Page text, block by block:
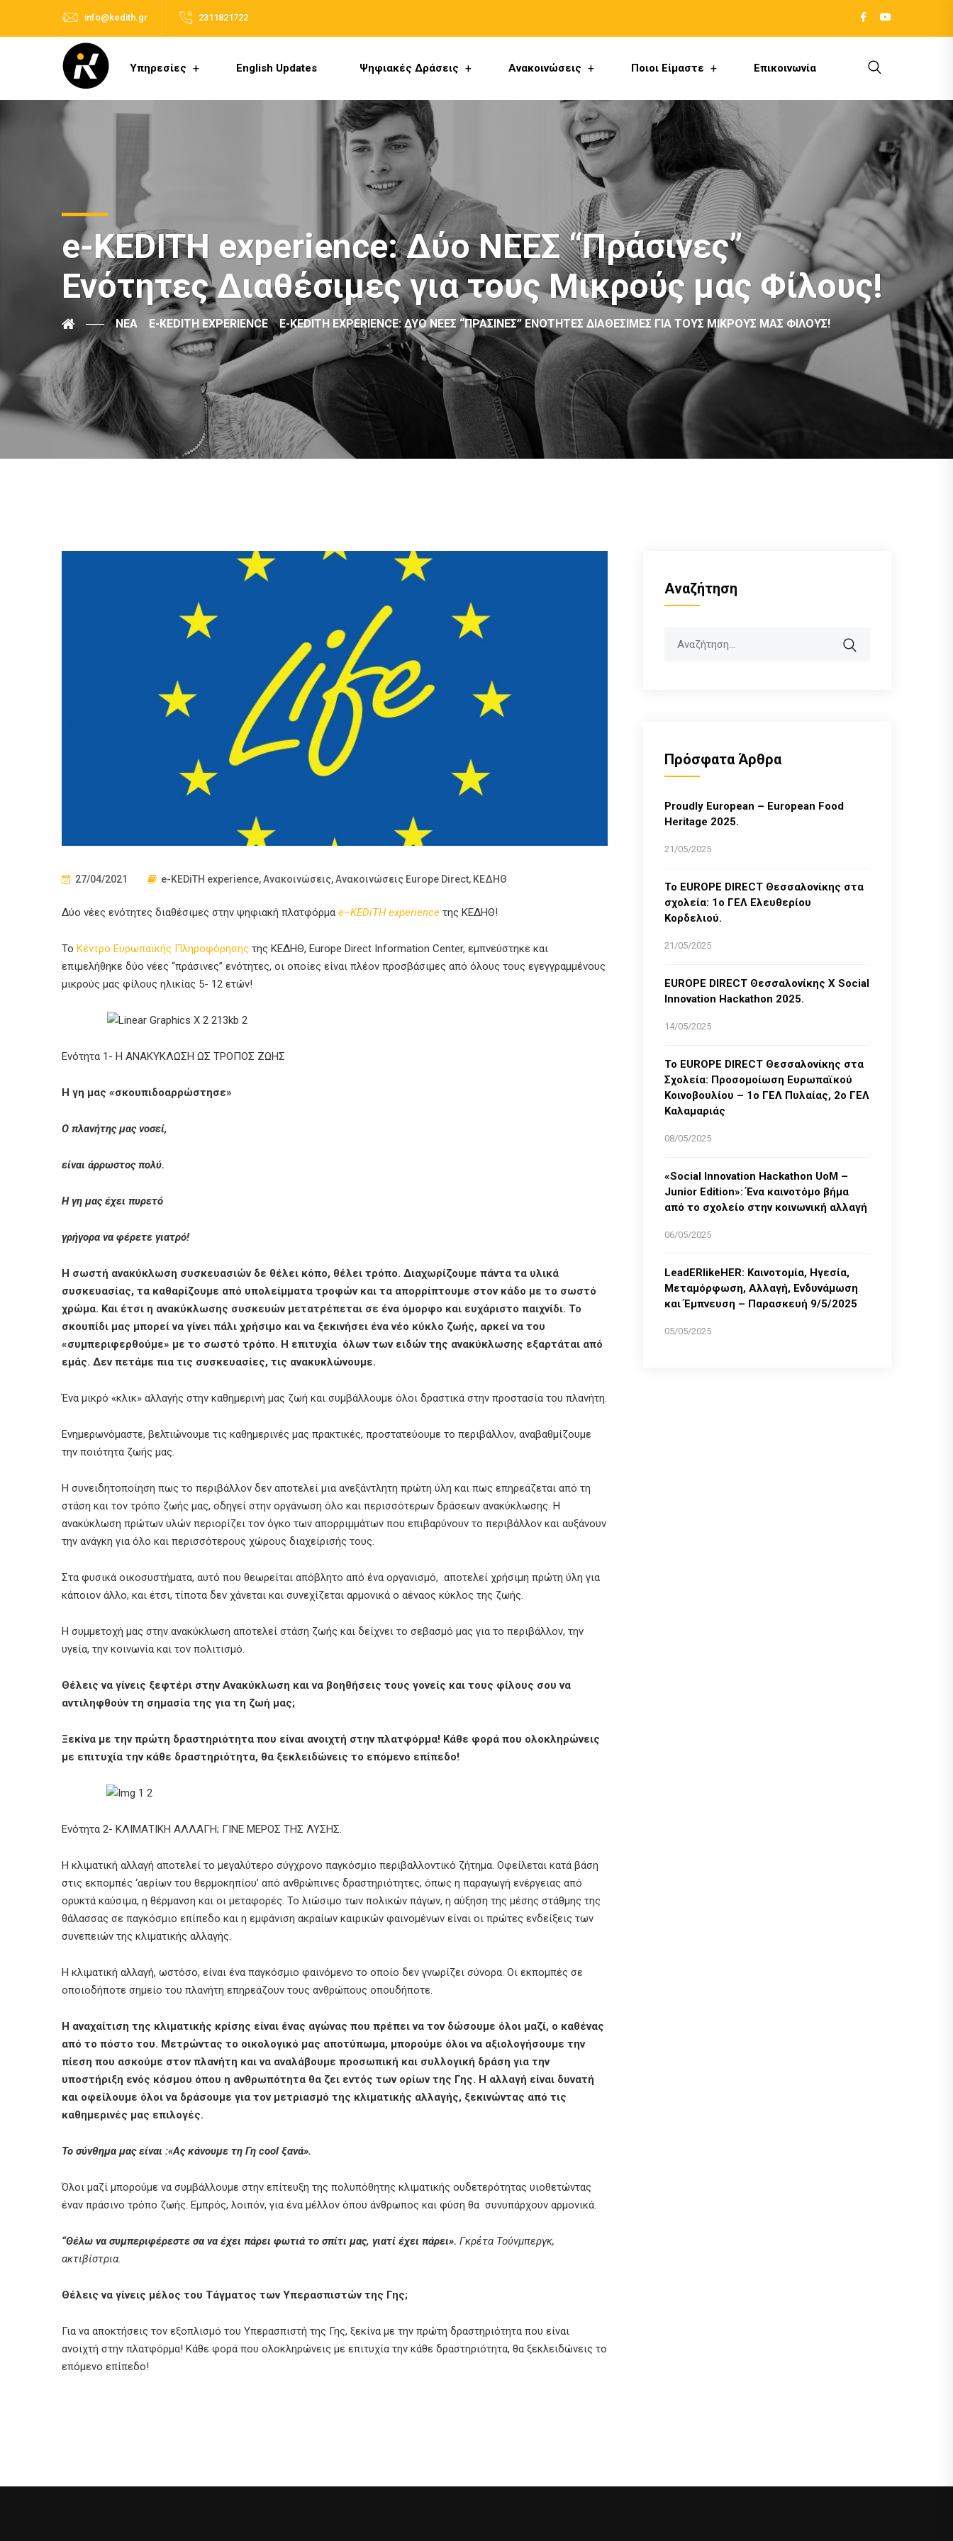
info@kedith.gr 2311821722
Υπηρεσίες English Updates Ψηφιακές Δράσεις Ανακοινώσεις Ποιοι Είμαστε Επικοινωνία
e-KEDITH experience: Δύο ΝΕΕΣ “Πράσινες”
Ενότητες Διαθέσιμες για τους Μικρούς μας Φίλους!
ΝΈΑ E-KEDITH EXPERIENCE E-KEDITH EXPERIENCE: ΔΎΟ ΝΕΕΣ “ΠΡΆΣΙΝΕΣ” ΕΝΌΤΗΤΕΣ ΔΙΑΘΈΣΙΜΕΣ ΓΙΑ ΤΟΥΣ ΜΙΚΡΟΎΣ ΜΑΣ ΦΊΛΟΥΣ!
27/04/2021 e-KEDiTH experience,Ανακοινώσεις,Ανακοινώσεις Europe Direct, ΚΕΔΗΘ
Δύο νέες ενότητες διαθέσιμες στην ψηφιακή πλατφόρμα e–KEDiTH experience της ΚΕΔΗΘ!
Το Κέντρο Ευρωπαϊκής Πληροφόρησης της ΚΕΔΗΘ, Europe Direct Information Center, εμπνεύστηκε και
επιμελήθηκε δύο νέες “πράσινες” ενότητες, οι οποίες είναι πλέον προσβάσιμες από όλους τους εγεγγραμμένους
μικρούς μας φίλους ηλικίας 5- 12 ετών!
Ενότητα 1- Η ΑΝΑΚΥΚΛΩΣΗ ΩΣ ΤΡΟΠΟΣ ΖΩΗΣ
Η γη μας «σκουπιδοαρρώστησε»
Ο πλανήτης μας νοσεί,
είναι άρρωστος πολύ.
Η γη μας έχει πυρετό
γρήγορα να φέρετε γιατρό!
Η σωστή ανακύκλωση συσκευασιών δε θέλει κόπο, θέλει τρόπο. Διαχωρίζουμε πάντα τα υλικά
συσκευασίας, τα καθαρίζουμε από υπολείμματα τροφών και τα απορρίπτουμε στον κάδο με το σωστό
χρώμα. Και έτσι η ανακύκλωσης συσκευών μετατρέπεται σε ένα όμορφο και ευχάριστο παιχνίδι. Το
σκουπίδι μας μπορεί να γίνει πάλι χρήσιμο και να ξεκινήσει ένα νέο κύκλο ζωής, αρκεί να του
«συμπεριφερθούμε» με το σωστό τρόπο. Η επιτυχία όλων των ειδών της ανακύκλωσης εξαρτάται από
εμάς. Δεν πετάμε πια τις συσκευασίες, τις ανακυκλώνουμε.
Ένα μικρό «κλικ» αλλαγής στην καθημερινή μας ζωή και συμβάλλουμε όλοι δραστικά στην προστασία του πλανήτη.
Ενημερωνόμαστε, βελτιώνουμε τις καθημερινές μας πρακτικές, προστατεύουμε το περιβάλλον, αναβαθμίζουμε
την ποιότητα ζωής μας.
Η συνειδητοποίηση πως το περιβάλλον δεν αποτελεί μια ανεξάντλητη πρώτη ύλη και πως επηρεάζεται από τη
στάση και τον τρόπο ζωής μας, οδηγεί στην οργάνωση όλο και περισσότερων δράσεων ανακύκλωσης. Η
ανακύκλωση πρώτων υλών περιορίζει τον όγκο των απορριμμάτων που επιβαρύνουν το περιβάλλον και αυξάνουν
την ανάγκη για όλο και περισσότερους χώρους διαχείρισής τους.
Στα φυσικά οικοσυστήματα, αυτό που θεωρείται απόβλητο από ένα οργανισμό, αποτελεί χρήσιμη πρώτη ύλη για
κάποιον άλλο, και έτσι, τίποτα δεν χάνεται και συνεχίζεται αρμονικά ο αέναος κύκλος της ζωής.
Η συμμετοχή μας στην ανακύκλωση αποτελεί στάση ζωής και δείχνει το σεβασμό μας για το περιβάλλον, την
υγεία, την κοινωνία και τον πολιτισμό.
Θέλεις να γίνεις ξεφτέρι στην Ανακύκλωση και να βοηθήσεις τους γονείς και τους φίλους σου να
αντιληφθούν τη σημασία της για τη ζωή μας;
Ξεκίνα με την πρώτη δραστηριότητα που είναι ανοιχτή στην πλατφόρμα! Κάθε φορά που ολοκληρώνεις
με επιτυχία την κάθε δραστηριότητα, θα ξεκλειδώνεις το επόμενο επίπεδο!
Ενότητα 2- ΚΛΙΜΑΤΙΚΗ ΑΛΛΑΓΗ; ΓΙΝΕ ΜΕΡΟΣ ΤΗΣ ΛΥΣΗΣ.
Η κλιματική αλλαγή αποτελεί το μεγαλύτερο σύγχρονο παγκόσμιο περιβαλλοντικό ζήτημα. Οφείλεται κατά βάση
στις εκπομπές ‘αερίων του θερμοκηπίου’ από ανθρώπινες δραστηριότητες, όπως η παραγωγή ενέργειας από
ορυκτά καύσιμα, η θέρμανση και οι μεταφορές. Το λιώσιμο των πολικών πάγων, η αύξηση της μέσης στάθμης της
θάλασσας σε παγκόσμιο επίπεδο και η εμφάνιση ακραίων καιρικών φαινομένων είναι οι πρώτες ενδείξεις των
συνεπειών της κλιματικής αλλαγής.
Η κλιματική αλλαγή, ωστόσο, είναι ένα παγκόσμιο φαινόμενο το οποίο δεν γνωρίζει σύνορα. Οι εκπομπές σε
οποιοδήποτε σημείο του πλανήτη επηρεάζουν τους ανθρώπους οπουδήποτε.
Η αναχαίτιση της κλιματικής κρίσης είναι ένας αγώνας που πρέπει να τον δώσουμε όλοι μαζί, ο καθένας
από το πόστο του. Μετρώντας το οικολογικό μας αποτύπωμα, μπορούμε όλοι να αξιολογήσουμε την
πίεση που ασκούμε στον πλανήτη και να αναλάβουμε προσωπική και συλλογική δράση για την
υποστήριξη ενός κόσμου όπου η ανθρωπότητα θα ζει εντός των ορίων της Γης. Η αλλαγή είναι δυνατή
και οφείλουμε όλοι να δράσουμε για τον μετριασμό της κλιματικής αλλαγής, ξεκινώντας από τις
καθημερινές μας επιλογές.
Το σύνθημα μας είναι :«Ας κάνουμε τη Γη cool ξανά».
Όλοι μαζί μπορούμε να συμβάλλουμε στην επίτευξη της πολυπόθητης κλιματικής ουδετερότητας υιοθετώντας
έναν πράσινο τρόπο ζωής. Εμπρός, λοιπόν, για ένα μέλλον όπου άνθρωπος και φύση θα συνυπάρχουν αρμονικά.
“Θέλω να συμπεριφέρεστε σα να έχει πάρει φωτιά το σπίτι μας, γιατί έχει πάρει». Γκρέτα Τούνμπεργκ,
ακτιβίστρια.
Θέλεις να γίνεις μέλος του Τάγματος των Υπερασπιστών της Γης;
Για να αποκτήσεις τον εξοπλισμό του Υπερασπιστή της Γης, ξεκίνα με την πρώτη δραστηριότητα που είναι
ανοιχτή στην πλατφόρμα! Κάθε φορά που ολοκληρώνεις με επιτυχία την κάθε δραστηριότητα, θα ξεκλειδώνεις το
επόμενο επίπεδο!
Αναζήτηση
Πρόσφατα Άρθρα
Proudly European – European Food
Heritage 2025.
21/05/2025
Το EUROPE DIRECT Θεσσαλονίκης στα
σχολεία: 1ο ΓΕΛ Ελευθερίου
Κορδελιού.
21/05/2025
EUROPE DIRECT Θεσσαλονίκης Χ Social
Innovation Hackathon 2025.
14/05/2025
Το EUROPE DIRECT Θεσσαλονίκης στα
Σχολεία: Προσομοίωση Ευρωπαϊκού
Κοινοβουλίου – 1ο ΓΕΛ Πυλαίας, 2ο ΓΕΛ
Καλαμαριάς
08/05/2025
«Social Innovation Hackathon UoM –
Junior Edition»: Ένα καινοτόμο βήμα
από το σχολείο στην κοινωνική αλλαγή
06/05/2025
LeadERlikeHER: Καινοτομία, Ηγεσία,
Μεταμόρφωση, Αλλαγή, Ενδυνάμωση
και Έμπνευση – Παρασκευή 9/5/2025
05/05/2025